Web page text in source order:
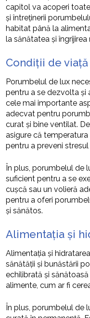
capitol va acoperi
și întreținerii
habitat până la
la sănătatea și îngrijirea
Condiții de
Porumbelul de lux
pentru a se dezvolta și
cele mai importante
adecvat pentru
curat și bine ventilat.
asigure că
pentru a preveni stresul
În plus, porumbelul de
suficient pentru a se
cușcă sau un volieră
pentru a oferi
și sănătos.
Alimentația și
Alimentația și
sănătății și bunăstării
echilibrată și
alimente, cum ar fi
În plus, porumbelul de